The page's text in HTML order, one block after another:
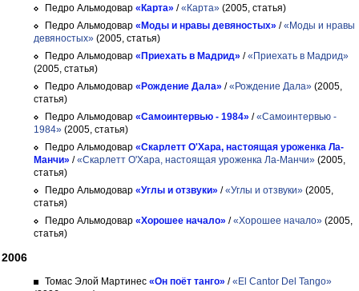
Педро Альмодовар «Карта» /«Карта» (2005, статья)
Педро Альмодовар «Моды и нравы девяностых» /«Моды и нравы
девяностых» (2005, статья)
Педро Альмодовар «Приехать в Мадрид» /«Приехать в Мадрид»
(2005, статья)
Педро Альмодовар «Рождение Дала» /«Рождение Дала» (2005,
статья)
Педро Альмодовар «Самоинтервью - 1984» /«Самоинтервью -
1984» (2005, статья)
Педро Альмодовар «Скарлетт О'Хара, настоящая уроженка Ла-
Манчи» /«Скарлетт О'Хара, настоящая уроженка Ла-Манчи» (2005,
статья)
Педро Альмодовар «Углы и отзвуки» /«Углы и отзвуки» (2005,
статья)
Педро Альмодовар «Хорошее начало» /«Хорошее начало» (2005,
статья)
2006
Томас Элой Мартинес «Он поёт танго» /«El Cantor Del Tango»